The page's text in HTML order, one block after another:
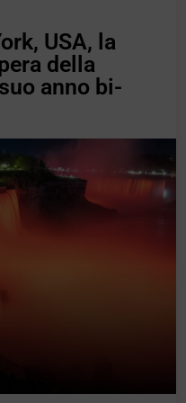
USA, la
della
anno bi-